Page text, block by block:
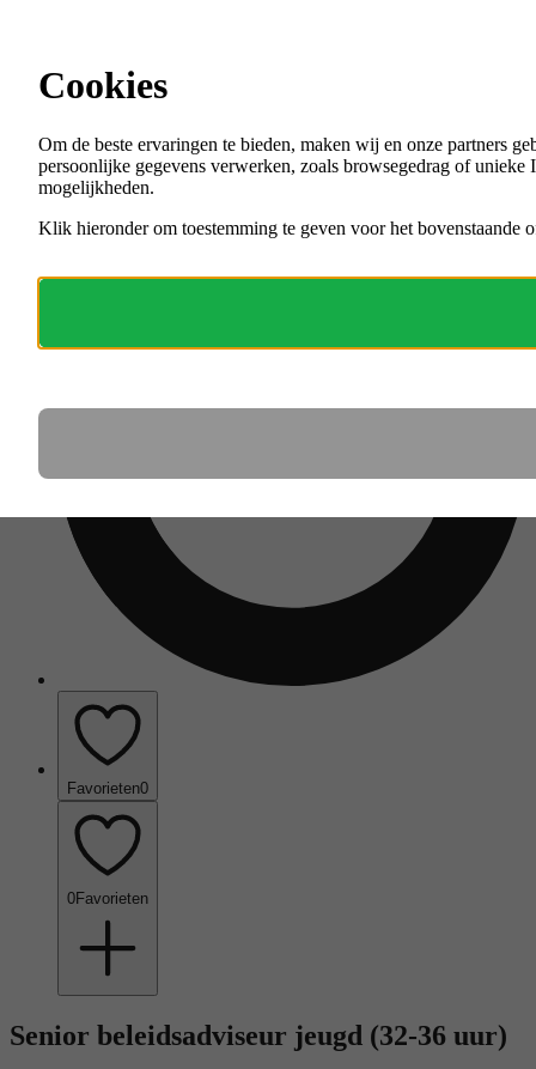
Menu
VACATURES
ORGANISATIES
Favorieten0
0Favorieten
Senior beleidsadviseur jeugd (32-36 uur)
Cookies
Om de beste ervaringen te bieden, maken wij en onze partners
persoonlijke gegevens verwerken, zoals browsegedrag of
mogelijkheden.
Klik hieronder om toestemming te geven voor het bovenstaande